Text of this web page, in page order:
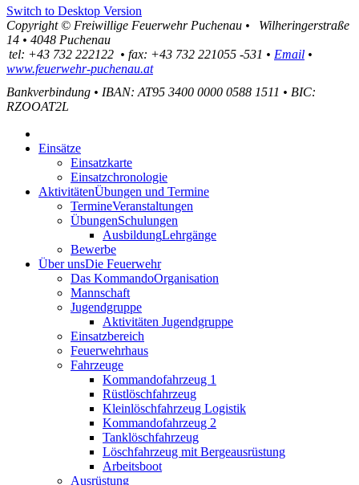
Switch to Desktop Version
Copyright © Freiwillige Feuerwehr Puchenau •
Wilheringerstraße
14 • 4048 Puchenau
tel: +43 732 222122 • fax: +43 732 221055 -531 • Email •
www.feuerwehr-puchenau.at
Bankverbindung • IBAN: AT95 3400 0000 0588 1511 • BIC:
RZOOAT2L
Einsätze
Einsatzkarte
Einsatzchronologie
AktivitätenÜbungen und Termine
TermineVeranstaltungen
ÜbungenSchulungen
AusbildungLehrgänge
Bewerbe
Über unsDie Feuerwehr
Das KommandoOrganisation
Mannschaft
Jugendgruppe
Aktivitäten Jugendgruppe
Einsatzbereich
Feuerwehrhaus
Fahrzeuge
Kommandofahrzeug 1
Rüstlöschfahrzeug
Kleinlöschfahrzeug Logistik
Kommandofahrzeug 2
Tanklöschfahrzeug
Löschfahrzeug mit Bergeausrüstung
Arbeitsboot
Ausrüstung